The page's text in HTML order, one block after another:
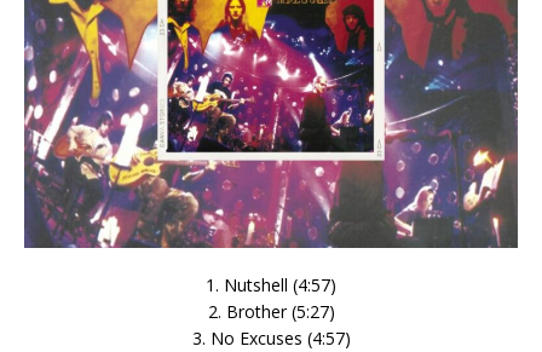
1. Nutshell (4:57)
2. Brother (5:27)
3. No Excuses (4:57)